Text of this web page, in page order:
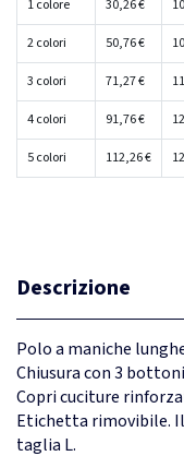
1 colore 30,26 €
2 colori 50,76 €
3 colori 71,27 €
4 colori 91,76 €
5 colori 112,26 €
Descrizione
Polo a maniche
Chiusura con 3
Copri cuciture
Etichetta rimovibile. Il
taglia L.